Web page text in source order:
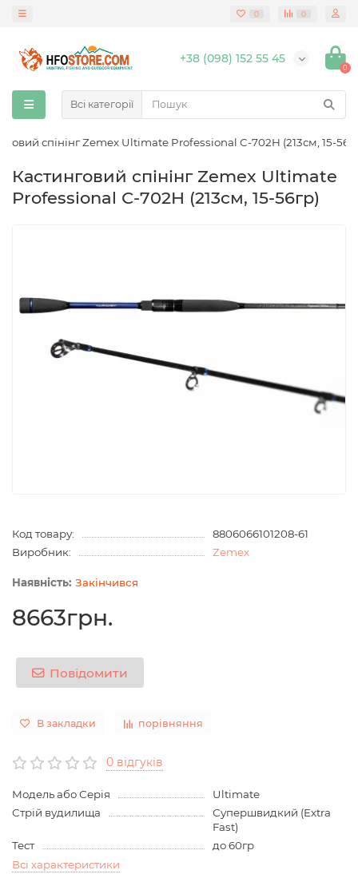
0 0
+38 (098) 152 55 45
0
Всі категорії
спінінг Zemex Ultimate Professional С-702H (213см, 15-
Кастинговий спінінг Zemex Ultimate
Professional С-702H (213см, 15-56гр)
Код товару:
8806066101208-61
Виробник:
Zemex
Закінчився
8663грн.
Повідомити
В закладки порівняння
0 відгуків
Модель або Серія
Ultimate
Стрій вудилища
Супершвидкий (Extra
Fast)
Тест
до 60гр
Всі характеристики